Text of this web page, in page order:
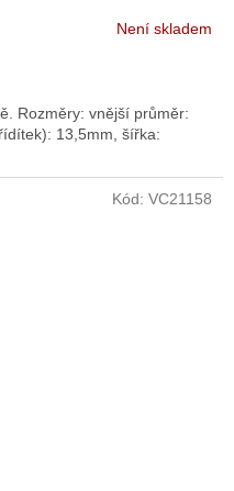
Není skladem
Rozměry: vnější průměr:
13,5mm, šířka:
Kód: VC21158